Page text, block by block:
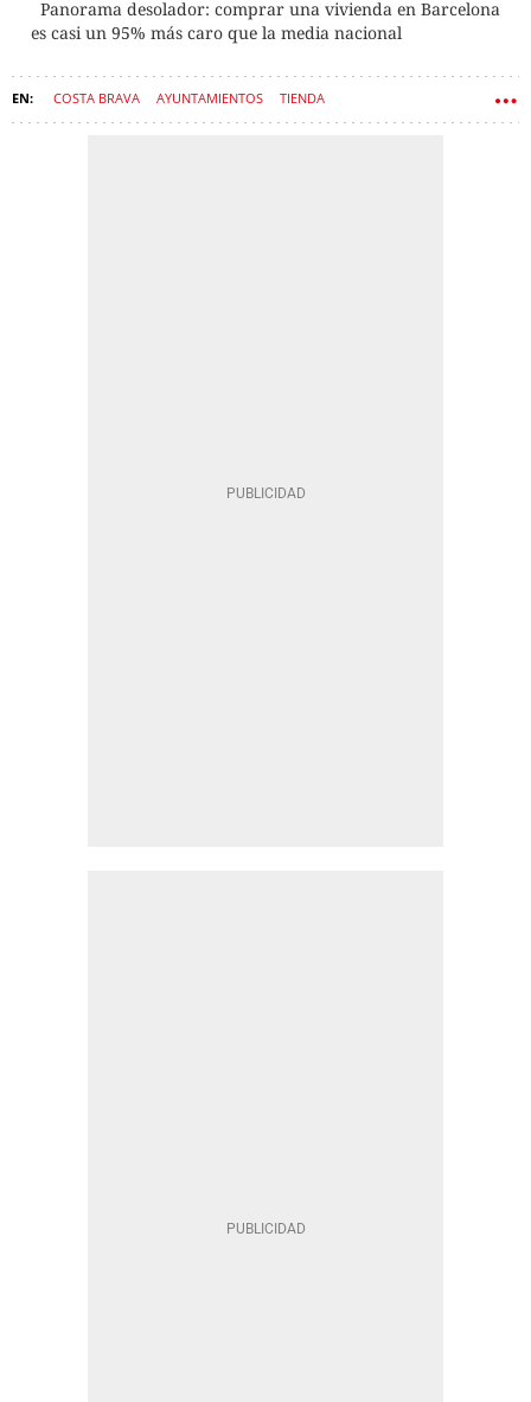
Panorama desolador: comprar una vivienda en Barcelona
es casi un 95% más caro que la media nacional
COSTA BRAVA AYUNTAMIENTOS TIENDA